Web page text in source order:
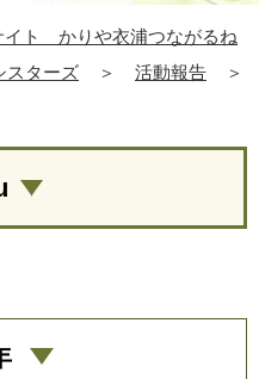
ト かりや衣浦つながるね
スターズ ＞ 活動報告
＞